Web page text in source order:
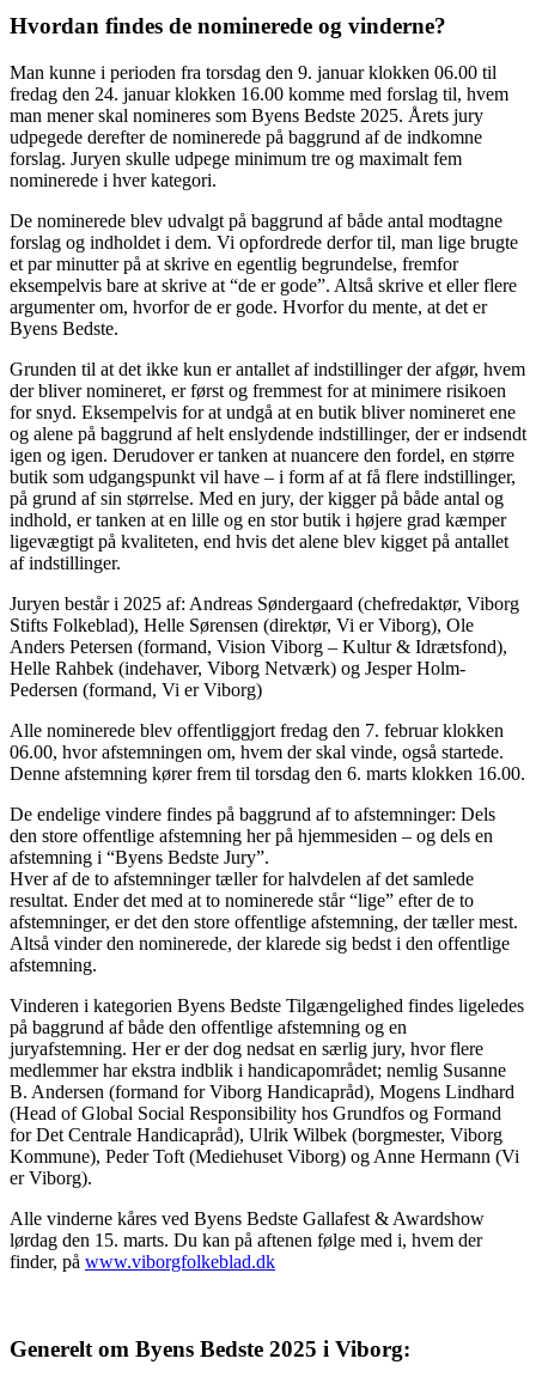
Hvordan findes de nominerede og vinderne?
Man kunne i perioden fra torsdag den 9. januar klokken 06.00 til
fredag den 24. januar klokken 16.00 komme med forslag til, hvem
man mener skal nomineres som Byens Bedste 2025. Årets jury
udpegede derefter de nominerede på baggrund af de indkomne
forslag. Juryen skulle udpege minimum tre og maximalt fem
nominerede i hver kategori.
De nominerede blev udvalgt på baggrund af både antal modtagne
forslag og indholdet i dem. Vi opfordrede derfor til, man lige brugte
et par minutter på at skrive en egentlig begrundelse, fremfor
eksempelvis bare at skrive at “de er gode”. Altså skrive et eller flere
argumenter om, hvorfor de er gode. Hvorfor du mente, at det er
Byens Bedste.
Grunden til at det ikke kun er antallet af indstillinger der afgør, hvem
der bliver nomineret, er først og fremmest for at minimere risikoen
for snyd. Eksempelvis for at undgå at en butik bliver nomineret ene
og alene på baggrund af helt enslydende indstillinger, der er indsendt
igen og igen. Derudover er tanken at nuancere den fordel, en større
butik som udgangspunkt vil have – i form af at få flere indstillinger,
på grund af sin størrelse. Med en jury, der kigger på både antal og
indhold, er tanken at en lille og en stor butik i højere grad kæmper
ligevægtigt på kvaliteten, end hvis det alene blev kigget på antallet
af indstillinger.
Juryen består i 2025 af: Andreas Søndergaard (chefredaktør, Viborg
Stifts Folkeblad), Helle Sørensen (direktør, Vi er Viborg), Ole
Anders Petersen (formand, Vision Viborg – Kultur & Idrætsfond),
Helle Rahbek (indehaver, Viborg Netværk) og Jesper Holm-
Pedersen (formand, Vi er Viborg)
Alle nominerede blev offentliggjort fredag den 7. februar klokken
06.00, hvor afstemningen om, hvem der skal vinde, også startede.
Denne afstemning kører frem til torsdag den 6. marts klokken 16.00.
De endelige vindere findes på baggrund af to afstemninger: Dels
den store offentlige afstemning her på hjemmesiden – og dels en
afstemning i “Byens Bedste Jury”.
Hver af de to afstemninger tæller for halvdelen af det samlede
resultat. Ender det med at to nominerede står “lige” efter de to
afstemninger, er det den store offentlige afstemning, der tæller mest.
Altså vinder den nominerede, der klarede sig bedst i den offentlige
afstemning.
Vinderen i kategorien Byens Bedste Tilgængelighed findes ligeledes
på baggrund af både den offentlige afstemning og en
juryafstemning. Her er der dog nedsat en særlig jury, hvor flere
medlemmer har ekstra indblik i handicapområdet; nemlig Susanne
B. Andersen (formand for Viborg Handicapråd), Mogens Lindhard
(Head of Global Social Responsibility hos Grundfos og Formand
for Det Centrale Handicapråd), Ulrik Wilbek (borgmester, Viborg
Kommune), Peder Toft (Mediehuset Viborg) og Anne Hermann (Vi
er Viborg).
Alle vinderne kåres ved Byens Bedste Gallafest & Awardshow
lørdag den 15. marts. Du kan på aftenen følge med i, hvem der
finder, på www.viborgfolkeblad.dk
Generelt om Byens Bedste 2025 i Viborg: